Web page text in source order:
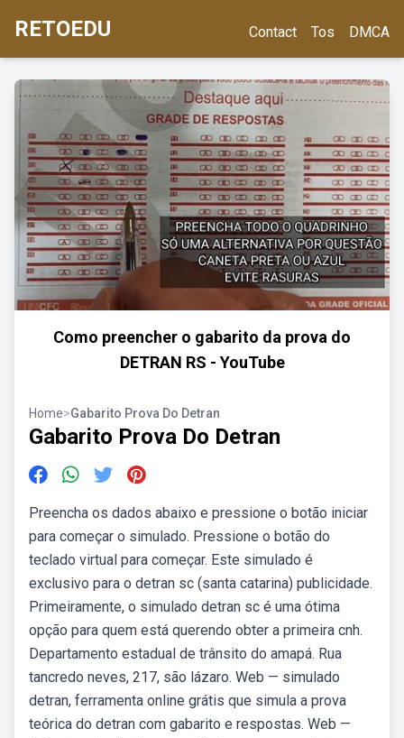
RETOEDU Contact Tos DMCA
Como preencher o gabarito da prova do
DETRAN RS - YouTube
Home>Gabarito Prova Do Detran
Gabarito Prova Do Detran
Preencha os dados abaixo e pressione o botão iniciar
para começar o simulado. Pressione o botão do
teclado virtual para começar. Este simulado é
exclusivo para o detran sc (santa catarina) publicidade.
Primeiramente, o simulado detran sc é uma ótima
opção para quem está querendo obter a primeira cnh.
Departamento estadual de trânsito do amapá. Rua
tancredo neves, 217, são lázaro. Web — simulado
detran, ferramenta online grátis que simula a prova
teórica do detran com gabarito e respostas. Web —